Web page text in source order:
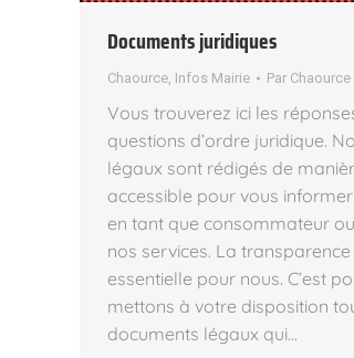
Documents juridiques
Chaource, Infos Mairie Par Chaource
Vous trouverez ici les
questions d’ordre juridique.
légaux sont rédigés de
accessible pour vous
en tant que consommateur
nos services. La
essentielle pour nous. C’est
mettons à votre disposition
documents légaux qui…